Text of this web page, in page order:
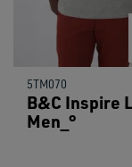
5TM070
B&C Inspire
Men_°